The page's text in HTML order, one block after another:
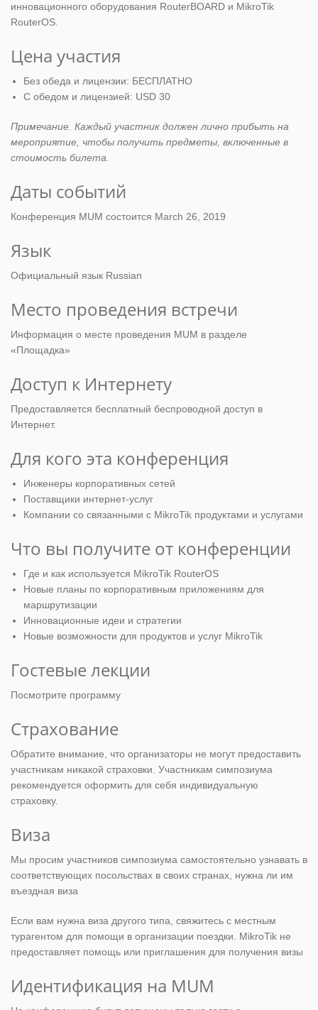
инновационного оборудования RouterBOARD и MikroTik
RouterOS.
Цена участия
Без обеда и лицензии: БЕСПЛАТНО
С обедом и лицензией: USD 30
Примечание. Каждый участник должен лично прибыть на
мероприятие, чтобы получить предметы, включенные в
стоимость билета.
Даты событий
Конференция MUM состоится March 26, 2019
Язык
Официальный язык Russian
Место проведения встречи
Информация о месте проведения MUM в разделе
«Площадка»
Доступ к Интернету
Предоставляется бесплатный беспроводной доступ в
Интернет.
Для кого эта конференция
Инженеры корпоративных сетей
Поставщики интернет-услуг
Компании со связанными с MikroTik продуктами и услугами
Что вы получите от конференции
Где и как используется MikroTik RouterOS
Новые планы по корпоративным приложениям для
маршрутизации
Инновационные идеи и стратегии
Новые возможности для продуктов и услуг MikroTik
Гостевые лекции
Посмотрите программу
Страхование
Обратите внимание, что организаторы не могут предоставить
участникам никакой страховки. Участникам симпозиума
рекомендуется оформить для себя индивидуальную
страховку.
Виза
Мы просим участников симпозиума самостоятельно узнавать в
соответствующих посольствах в своих странах, нужна ли им
въездная виза
Если вам нужна виза другого типа, свяжитесь с местным
турагентом для помощи в организации поездки. MikroTik не
предоставляет помощь или приглашения для получения визы
Идентификация на MUM